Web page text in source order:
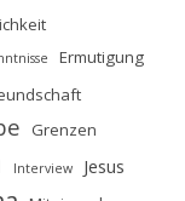
Ermutigung
Grenzen
Interview Jesus